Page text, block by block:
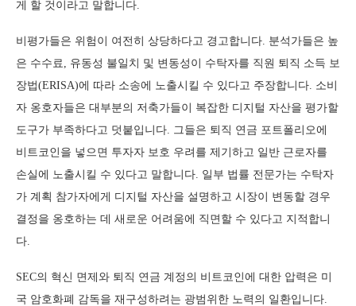
게 할 것이라고 말합니다.
비평가들은 위험이 여전히 상당하다고 경고합니다. 분석가들은 높
은 수수료, 유동성 불일치 및 변동성이 수탁자를 직원 퇴직 소득 보
장법(ERISA)에 따라 소송에 노출시킬 수 있다고 주장합니다. 소비
자 옹호자들은 대부분의 저축가들이 복잡한 디지털 자산을 평가할
도구가 부족하다고 덧붙입니다. 그들은 퇴직 연금 포트폴리오에
비트코인을 넣으면 투자자 보호 우려를 제기하고 일반 근로자를
손실에 노출시킬 수 있다고 말합니다. 일부 법률 전문가는 수탁자
가 계획 참가자에게 디지털 자산을 설명하고 시장이 변동할 경우
결정을 옹호하는 데 새로운 어려움에 직면할 수 있다고 지적합니
다.
SEC의 혁신 면제와 퇴직 연금 계정의 비트코인에 대한 압력은 미
국 암호화폐 감독을 재구성하려는 광범위한 노력의 일환입니다.